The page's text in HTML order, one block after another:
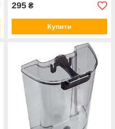
295 ₴
Купити